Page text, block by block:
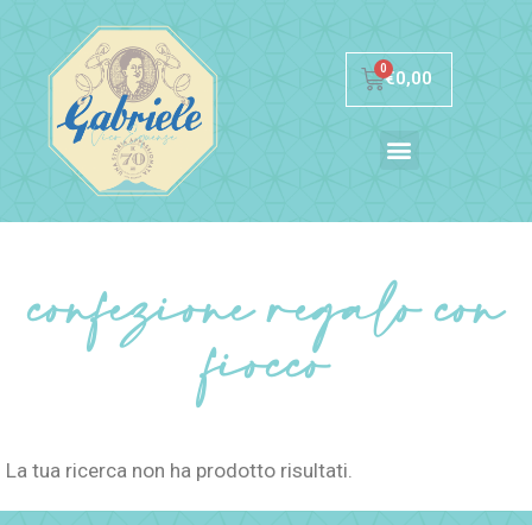
€0,00
confezione regalo con
fiocco
La tua ricerca non ha prodotto risultati.